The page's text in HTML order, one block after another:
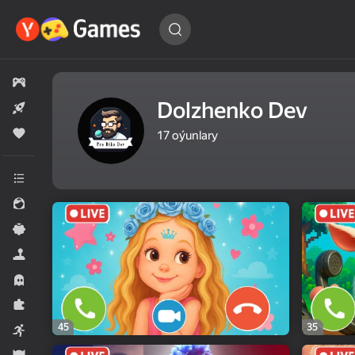
Oýuny
tap…
Hemme oýunlar
Gyzykly oýunlar
Ýönekeý
Simeleýatorlar
Horrorlar
Puzzlelar©
Arcadalar
Dolzhenko Dev
17oýunlary
45 35